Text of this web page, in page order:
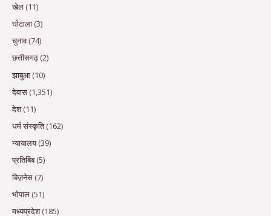
खेल (11)
घोटाला (3)
चुनाव(74)
छत्तीसगढ़(2)
झाबुआ (10)
देवास (1,351)
देश(11)
धर्म संस्कृति(162)
न्यायालय(39)
प्रतिबिंब(5)
बिज़नेस (7)
भोपाल (51)
मध्यप्रदेश(185)